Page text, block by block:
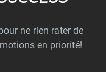
ne rien rater de
en priorité!